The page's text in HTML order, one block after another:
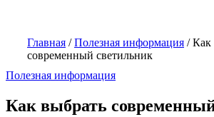
Главная /Полезная информация /Как
современный светильник
Полезная информация
Как выбрать